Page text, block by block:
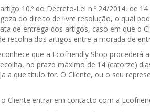
10.º do Decreto-Lei n.º 24/2014, de
do direito de livre resolução, o qual
de entrega dos artigos, caso em que o
recolha dos artigos entre a morada de
que a Ecofriendly Shop
no prazo máximo de 14 (catorze)
a que título for. O Cliente, ou o seu
Cliente entrar em contacto com a